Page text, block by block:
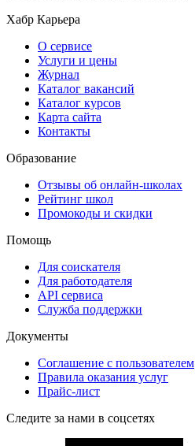
Хабр Карьера
О сервисе
Услуги и цены
Журнал
Каталог вакансий
Каталог курсов
Карта сайта
Контакты
Образование
Отзывы об онлайн-школах
Рейтинг школ
Промокоды и скидки
Помощь
Для соискателя
Для работодателя
API сервиса
Служба поддержки
Документы
Соглашение с пользователем
Правила оказания услуг
Прайс-лист
Следите за нами в соцсетях